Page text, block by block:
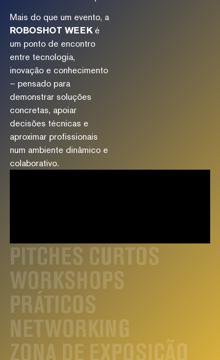
Mais do que um evento, a
ROBOSHOT WEEKé
um ponto de encontro
entre tecnologia,
inovação e conhecimento
– pensado para
demonstrar soluções
concretas, apoiar
decisões técnicas e
aproximar profissionais
num ambiente dinâmico e
colaborativo.
PITCHES CURTOS
WORKSHOPS
PRÁTICOS
NETWORKING
ZONA DE EXPOSIÇÃO
.